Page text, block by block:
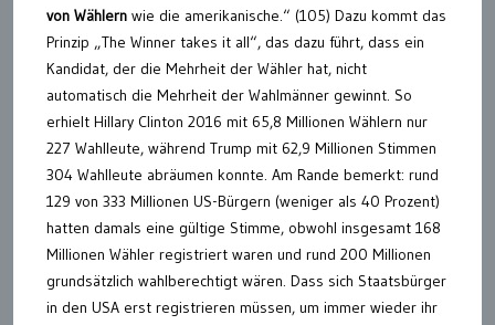
von Wählern wie die amerikanische.“ (105) Dazu kommt das
Prinzip „The Winner takes it all“, das dazu führt, dass ein
Kandidat, der die Mehrheit der Wähler hat, nicht
automatisch die Mehrheit der Wahlmänner gewinnt. So
erhielt Hillary Clinton 2016 mit 65,8 Millionen Wählern nur
227 Wahlleute, während Trump mit 62,9 Millionen Stimmen
304 Wahlleute abräumen konnte. Am Rande bemerkt: rund
129 von 333 Millionen US-Bürgern (weniger als 40 Prozent)
hatten damals eine gültige Stimme, obwohl insgesamt 168
Millionen Wähler registriert waren und rund 200 Millionen
grundsätzlich wahlberechtigt wären. Dass sich Staatsbürger
in den USA erst registrieren müssen, um immer wieder ihr